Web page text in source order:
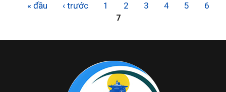
« đầu ‹ trước 1 2 3 4 5 6
7